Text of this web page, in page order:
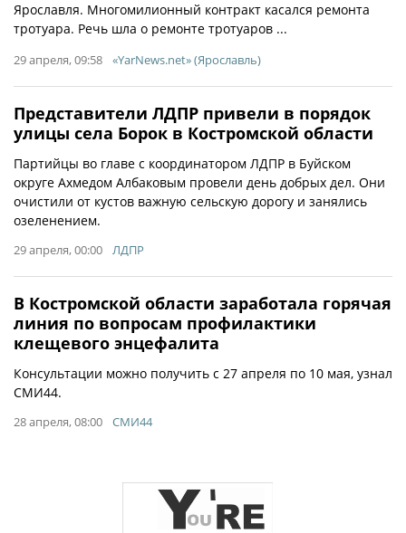
Ярославля. Многомилионный контракт касался ремонта
тротуара. Речь шла о ремонте тротуаров ...
29 апреля, 09:58 «YarNews.net» (Ярославль)
Представители ЛДПР привели в порядок
улицы села Борок в Костромской области
Партийцы во главе с координатором ЛДПР в Буйском
округе Ахмедом Албаковым провели день добрых дел. Они
очистили от кустов важную сельскую дорогу и занялись
озеленением.
29 апреля, 00:00 ЛДПР
В Костромской области заработала горячая
линия по вопросам профилактики
клещевого энцефалита
Консультации можно получить с 27 апреля по 10 мая, узнал
СМИ44.
28 апреля, 08:00 СМИ44